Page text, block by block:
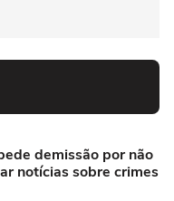
demissão por não
notícias sobre crimes